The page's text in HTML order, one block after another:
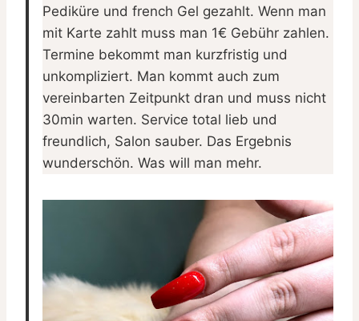
Pediküre und french Gel gezahlt. Wenn man
mit Karte zahlt muss man 1€ Gebühr zahlen.
Termine bekommt man kurzfristig und
unkompliziert. Man kommt auch zum
vereinbarten Zeitpunkt dran und muss nicht
30min warten. Service total lieb und
freundlich, Salon sauber. Das Ergebnis
wunderschön. Was will man mehr.